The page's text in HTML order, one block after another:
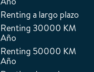
Renting a largo plazo
Renting 30000 KM
Año
Renting 50000 KM
Año